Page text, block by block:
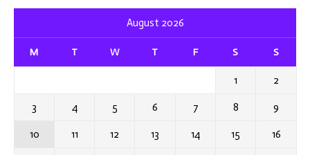
August 2026
M T W T F S S
1 2
3 4 5 6 7 8 9
10 11 12 13 14 15 16